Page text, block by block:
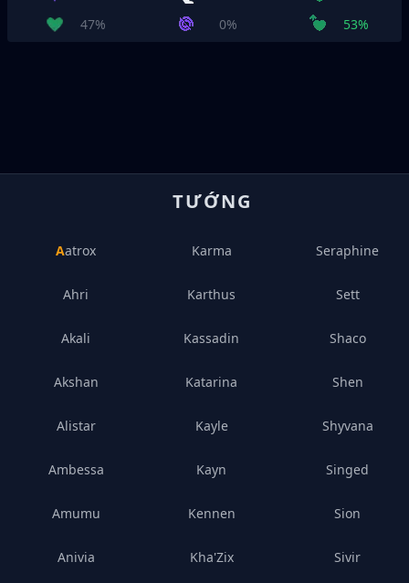
47%
0% 53%
TƯỚNG
Aatrox
Ahri
Akali
Akshan
Alistar
Ambessa
Amumu
Anivia
Karma
Karthus
Kassadin
Katarina
Kayle
Kayn
Kennen
Kha'Zix
Seraphine
Sett
Shaco
Shen
Shyvana
Singed
Sion
Sivir